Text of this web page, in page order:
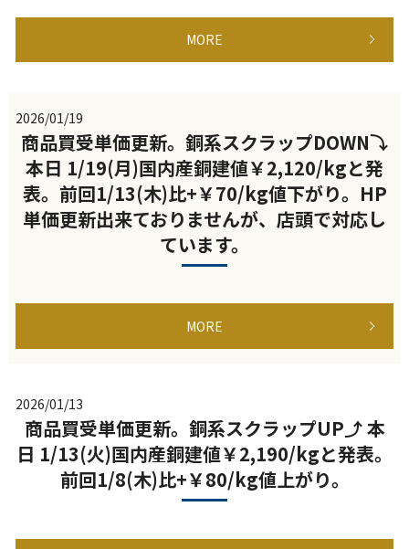
MORE
2026/01/19
商品買受単価更新。銅系スクラップDOWN⤵
本日 1/19(月)国内産銅建値￥2,120/kgと発
表。前回1/13(木)比+￥70/kg値下がり。HP
単価更新出来ておりませんが、店頭で対応し
ています。
MORE
2026/01/13
商品買受単価更新。銅系スクラップUP⤴ 本
日 1/13(火)国内産銅建値￥2,190/kgと発表。
前回1/8(木)比+￥80/kg値上がり。